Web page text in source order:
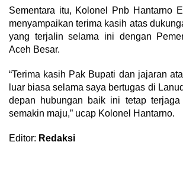
Sementara itu, Kolonel Pnb Hantarno
menyampaikan terima kasih atas
yang terjalin selama ini dengan
Aceh Besar.
“Terima kasih Pak Bupati dan jajaran
luar biasa selama saya bertugas di
depan hubungan baik ini tetap
semakin maju,” ucap Kolonel Hantarno.
Editor: Redaksi